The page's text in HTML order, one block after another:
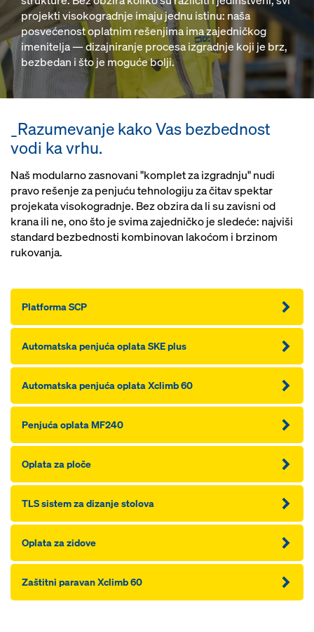
projekti visokogradnje imaju jednu istinu: naša
posvećenost oplatnim rešenjima ima zajedničkog
imenitelja — dizajniranje procesa izgradnje koji je brz,
bezbedan i što je moguće bolji.
_Razumevanje kako Vas bezbednost
vodi ka vrhu.
Naš modularno zasnovani "komplet za izgradnju" nudi
pravo rešenje za penjuću tehnologiju za čitav spektar
projekata visokogradnje. Bez obzira da li su zavisni od
krana ili ne, ono što je svima zajedničko je sledeće: najviši
standard bezbednosti kombinovan lakoćom i brzinom
rukovanja.
Platforma SCP
Automatska penjuća oplata SKE plus
Automatska penjuća oplata Xclimb 60
Penjuća oplata MF240
Oplata za ploče
TLS sistem za dizanje stolova
Oplata za zidove
Zaštitni paravan Xclimb 60